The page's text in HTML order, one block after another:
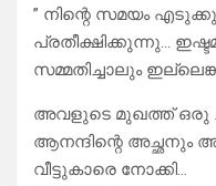
” നിന്റെ സമയം
പ്രതീക്ഷിക്കുന്നു…
സമ്മതിച്ചാലും
അവളുടെ മുഖത്ത് ഒരു
ആനന്ദിന്റെ അച്ഛനും
വീട്ടുകാരെ നോക്കി…